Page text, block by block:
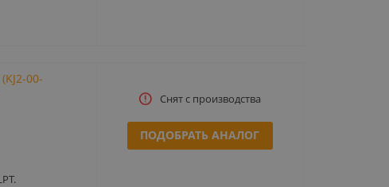
00-
Снят с производства
ПОДОБРАТЬ АНАЛОГ